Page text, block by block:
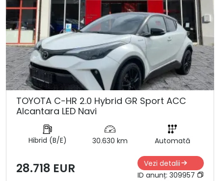
TOYOTA C-HR 2.0 Hybrid GR Sport ACC
Alcantara LED Navi
Hibrid (B/E) 30.630 km Automată
28.718 EUR
Vezi detalii
ID anunț: 309957